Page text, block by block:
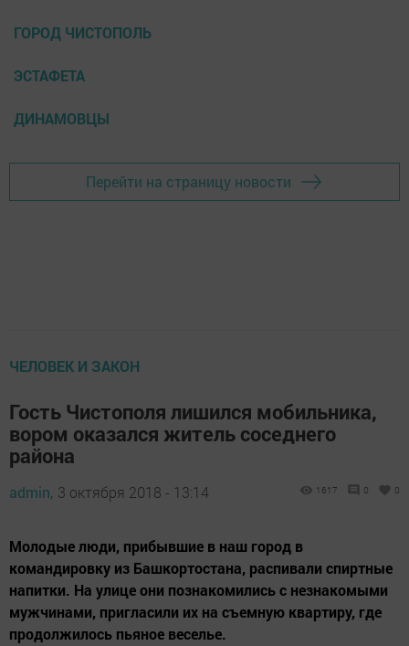
ГОРОД ЧИСТОПОЛЬ
ЭСТАФЕТА
ДИНАМОВЦЫ
Перейти на страницу новости
ЧЕЛОВЕК И ЗАКОН
Гость Чистополя лишился мобильника,
вором оказался житель соседнего
района
admin, 3 октября 2018 - 13:14 1617 0 0
Молодые люди, прибывшие в наш город в
командировку из Башкортостана, распивали спиртные
напитки. На улице они познакомились с незнакомыми
мужчинами, пригласили их на съемную квартиру, где
продолжилось пьяное веселье.